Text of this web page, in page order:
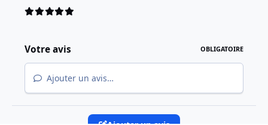
Votre avis OBLIGATOIRE
Ajouter un avis…